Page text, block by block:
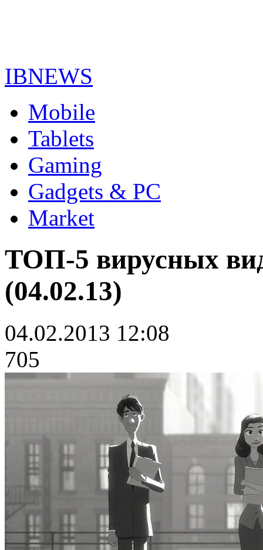
IBNEWS
Mobile
Tablets
Gaming
Gadgets & PC
Market
ТОП-5 вирусных
(04.02.13)
04.02.2013 12:08
705